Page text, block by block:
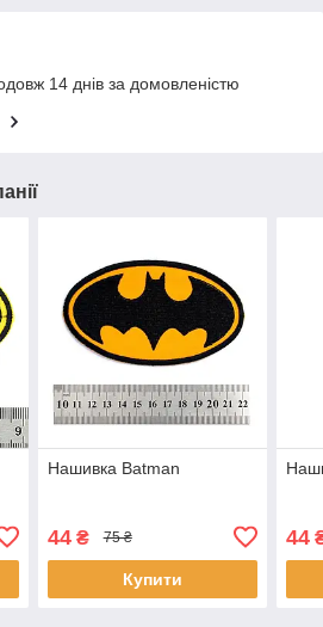
14 днів за домовленістю
Нашивка Batman
44₴ 75 ₴
Купити
44